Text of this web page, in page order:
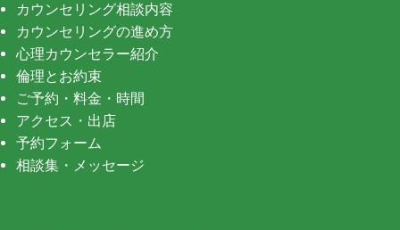
カウンセリング相談内容
カウンセリングの進め方
心理カウンセラー紹介
倫理とお約束
ご予約・料金・時間
アクセス・出店
予約フォーム
相談集・メッセージ